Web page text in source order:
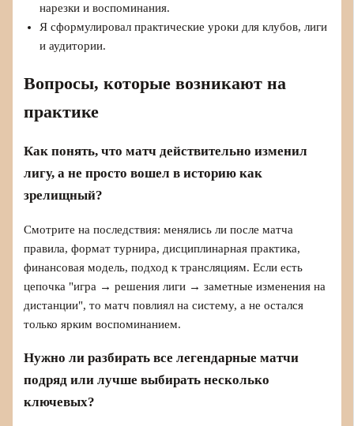
нарезки и воспоминания.
Я сформулировал практические уроки для клубов, лиги
и аудитории.
Вопросы, которые возникают на
практике
Как понять, что матч действительно изменил
лигу, а не просто вошел в историю как
зрелищный?
Смотрите на последствия: менялись ли после матча
правила, формат турнира, дисциплинарная практика,
финансовая модель, подход к трансляциям. Если есть
цепочка "игра → решения лиги → заметные изменения на
дистанции", то матч повлиял на систему, а не остался
только ярким воспоминанием.
Нужно ли разбирать все легендарные матчи
подряд или лучше выбирать несколько
ключевых?